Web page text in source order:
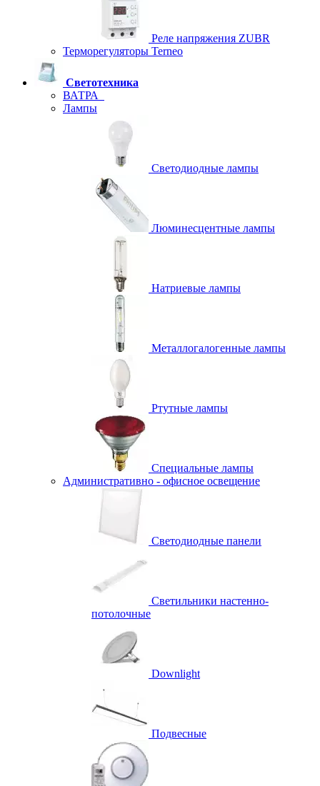
Реле напряжения ZUBR
Терморегуляторы Terneo
Светотехника
ВАТРА
Лампы
Светодиодные лампы
Люминесцентные лампы
Натриевые лампы
Металлогалогенные лампы
Ртутные лампы
Специальные лампы
Административно - офисное освещение
Светодиодные панели
Светильники настенно-
потолочные
Downlight
Подвесные